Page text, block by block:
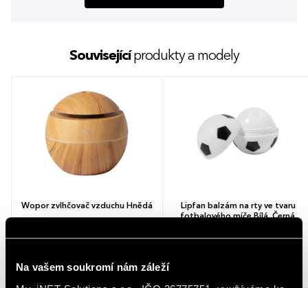
Na vašem soukromí nám záleží
Souvisejícíprodukty a modely
Wopor zvlhčovač vzduchu Hnědá
105,89 - 147,08 Kč
Lipfan balzám na rty ve tvaru
fotbalového míče Bílá, Černá